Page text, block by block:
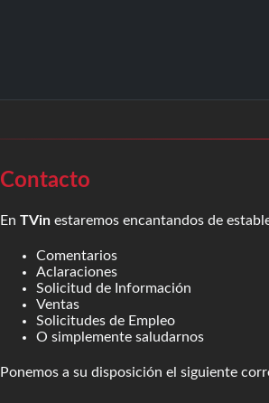
Contacto
En TVin estaremos encantandos de
Comentarios
Aclaraciones
Solicitud de Información
Ventas
Solicitudes de Empleo
O simplemente saludarnos
Ponemos a su disposición el siguiente